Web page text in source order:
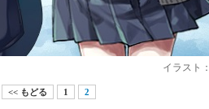
イラスト：
<< もどる 1 2